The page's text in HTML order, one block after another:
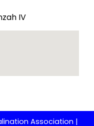
IV
Association |